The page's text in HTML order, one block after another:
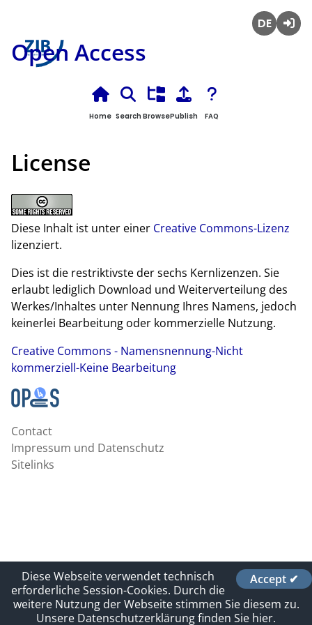
Open Access
Home Search BrowsePublish FAQ
License
Diese Inhalt ist unter einer Creative Commons-Lizenz
lizenziert.
Dies ist die restriktivste der sechs Kernlizenzen. Sie
erlaubt lediglich Download und Weiterverteilung des
Werkes/Inhaltes unter Nennung Ihres Namens, jedoch
keinerlei Bearbeitung oder kommerzielle Nutzung.
Creative Commons - Namensnennung-Nicht
kommerziell-Keine Bearbeitung
Contact
Impressum und Datenschutz
Sitelinks
Accept ✔
Diese Webseite verwendet technisch
erforderliche Session-Cookies. Durch die
weitere Nutzung der Webseite stimmen Sie diesem zu.
Unsere Datenschutzerklärung finden Sie hier.